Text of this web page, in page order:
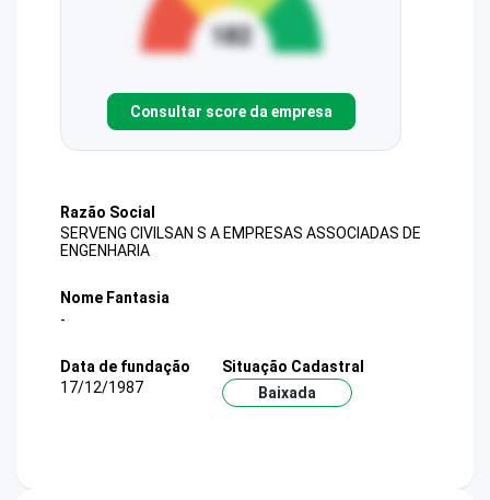
Consultar score da empresa
Razão Social
SERVENG CIVILSAN S A EMPRESAS ASSOCIADAS DE
ENGENHARIA
Nome Fantasia
-
Data de fundação
17/12/1987
Situação Cadastral
Baixada